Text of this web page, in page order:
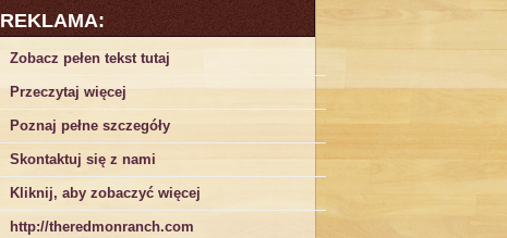
REKLAMA:
Zobacz pełen tekst tutaj
Przeczytaj więcej
Poznaj pełne szczegóły
Skontaktuj się z nami
Kliknij, aby zobaczyć więcej
http://theredmonranch.com